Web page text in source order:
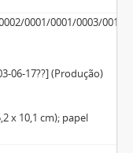
0001/0001/0003/0010
06-17??] (Produção)
x 10,1 cm); papel